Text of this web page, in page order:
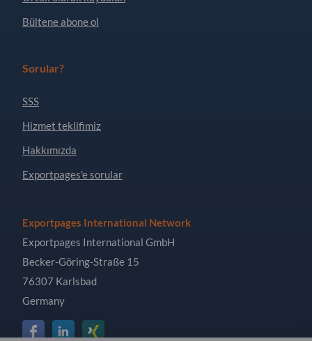
Bültene abone ol
Sorular?
SSS
Hizmet teklifimiz
Hakkımızda
Exportpages'e sorular
Exportpages International Network
Exportpages International GmbH
Becker-Göring-Straße 15
76307 Karlsbad
Germany